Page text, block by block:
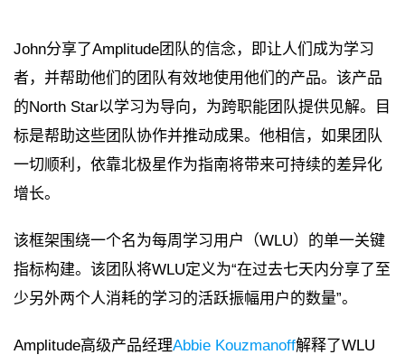
John分享了Amplitude团队的信念，即让人们成为学习
者，并帮助他们的团队有效地使用他们的产品。该产品
的North Star以学习为导向，为跨职能团队提供见解。目
标是帮助这些团队协作并推动成果。他相信，如果团队
一切顺利，依靠北极星作为指南将带来可持续的差异化
增长。
该框架围绕一个名为每周学习用户（WLU）的单一关键
指标构建。该团队将WLU定义为“在过去七天内分享了至
少另外两个人消耗的学习的活跃振幅用户的数量”。
Amplitude高级产品经理Abbie Kouzmanoff解释了WLU